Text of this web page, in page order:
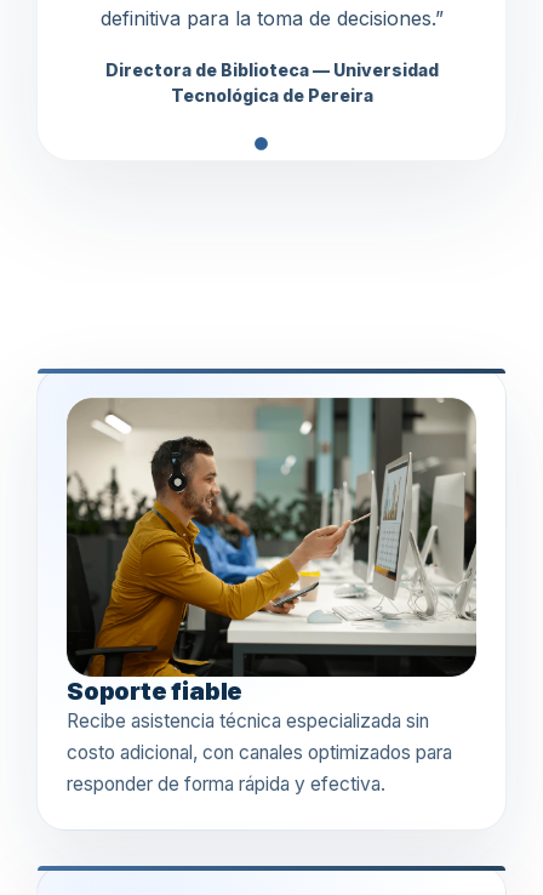
definitiva para la toma de decisiones.”
Directora de Biblioteca — Universidad
Tecnológica de Pereira
Soporte fiable
Recibe asistencia técnica especializada sin
costo adicional, con canales optimizados para
responder de forma rápida y efectiva.